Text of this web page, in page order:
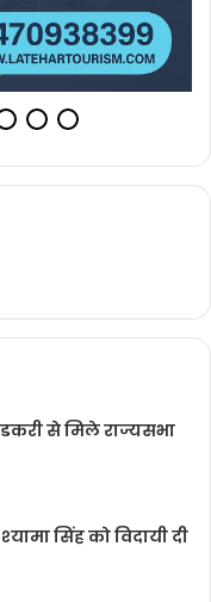
से मिले राज्यसभा
सिंह को विदायी दी